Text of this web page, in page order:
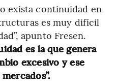
exista continuidad en
es muy difícil
apunto Fresen.
es la que genera
excesivo y ese